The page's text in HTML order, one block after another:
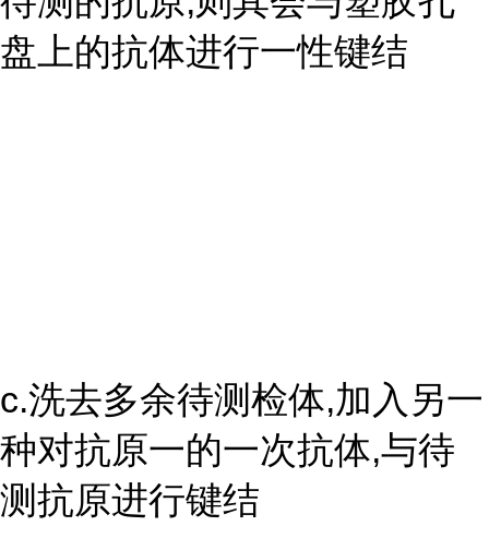
盘上的抗体进行一性键结
c.洗去多余待测检体,加入另一
种对抗原一的一次抗体,与待
测抗原进行键结